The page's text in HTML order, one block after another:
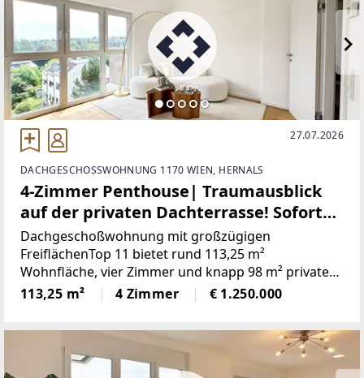
27.07.2026
DACHGESCHOSSWOHNUNG 1170 WIEN, HERNALS
4-Zimmer Penthouse| Traumausblick
auf der privaten Dachterrasse! Sofort
bezugsfertig!
Dachgeschoßwohnung mit großzügigen
FreiflächenTop 11 bietet rund 113,25 m²
Wohnfläche, vier Zimmer und knapp 98 m² private
Außenflächen. Die Wohnküche bildet den
Mittelpunkt der Wohnung; drei zentral begehbare
113,25 m² 4 Zimmer € 1.250.000